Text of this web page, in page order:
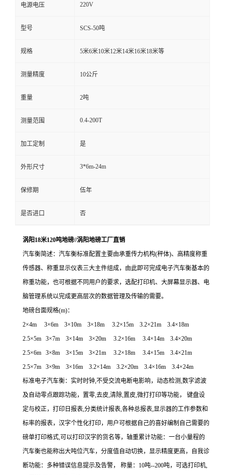
电源电压 220V
型号 SCS-50吨
规格 5米6米10米12米14米16米18米等
测量精度 10公斤
重量 2吨
测量范围 0.4-200T
加工定制 是
外形尺寸 3*6m-24m
保修期 伍年
是否进口 否
涡阳18米120吨地磅//涡阳地磅工厂直销
汽车衡简述：汽车衡标准配置主要由承重传力机构(秤体)、高精度称重
传感器、称重显示仪表三大主件组成，由此即可完成电子汽车衡基本的
称重功能，也可根据不同用户的要求，选配打印机、大屏幕显示器、电
脑管理系统以完成更高层次的数据管理及传输的需要。
地磅台面规格(m)：
2×4m 3×6m 3×10m 3×18m 3.2×15m 3.2×21m 3.4×18m
2.5×5m 3×7m 3×14m 3×20m 3.2×16m 3.4×14m 3.4×20m
2.5×6m 3×8m 3×15m 3×21m 3.2×18m 3.4×15m 3.4×21m
2.5×7m 3×9m 3×16m 3.2×14m 3.2×20m 3.4×16m 3.4×24m
标准电子汽车衡： 实时时钟 不受交流电断电影响，动态检测 数字滤波
及自动零点跟踪功能，置零 去皮 清除 置皮 微打打印等功能，
键盘设
定与校正，打印日报表 分类统计报表 各种总报表 显示器的工作参数和
标率的报表，汉字个性化打印，用户可根据自己的喜好编制自己需要的
磅单打印格式 可以打印汉字的货名等，轴重累计功能：一台小量程的
汽车衡也能称出大吨位汽车，分度值自动切换，显示精度更高，自我诊
断功能：多种错误信息提示及告警， 称量： 10吨--200吨，可选打印机